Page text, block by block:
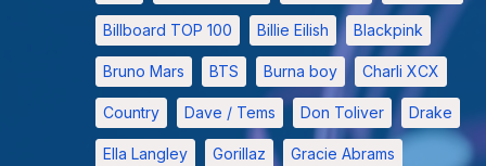
Billboard TOP 100 Billie Eilish Blackpink
Bruno Mars BTS Burna boy Charli XCX
Country Dave / Tems Don Toliver Drake
Ella Langley Gorillaz Gracie Abrams